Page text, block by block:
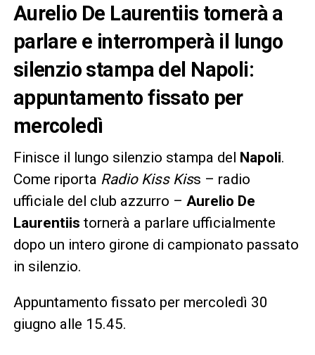
Aurelio De Laurentiis tornerà a
parlare e interromperà il lungo
silenzio stampa del Napoli:
appuntamento fissato per
mercoledì
Finisce il lungo silenzio stampa del Napoli.
Come riporta Radio Kiss Kiss – radio
ufficiale del club azzurro – Aurelio De
Laurentiis tornerà a parlare ufficialmente
dopo un intero girone di campionato passato
in silenzio.
Appuntamento fissato per mercoledì 30
giugno alle 15.45.